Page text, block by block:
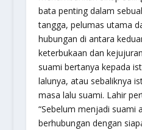
bata penting dalam
tangga, pelumas utama
hubungan di antara
keterbukaan dan
suami bertanya kepada
lalunya, atau sebaliknya
masa lalu suami. Lahir
“Sebelum menjadi suami
berhubungan dengan